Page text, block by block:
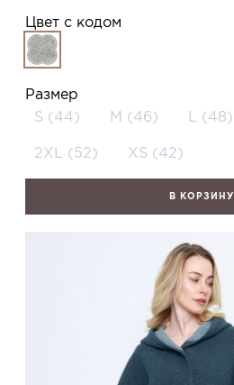
Цвет с кодом
Размер
S (44)
M (46) L (48)
2XL (52) XS (42)
В КОРЗИНУ